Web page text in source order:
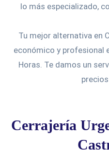
lo más especializado,
Tu mejor alternativa en
económico y profesional
Horas. Te damos un
Cerrajería